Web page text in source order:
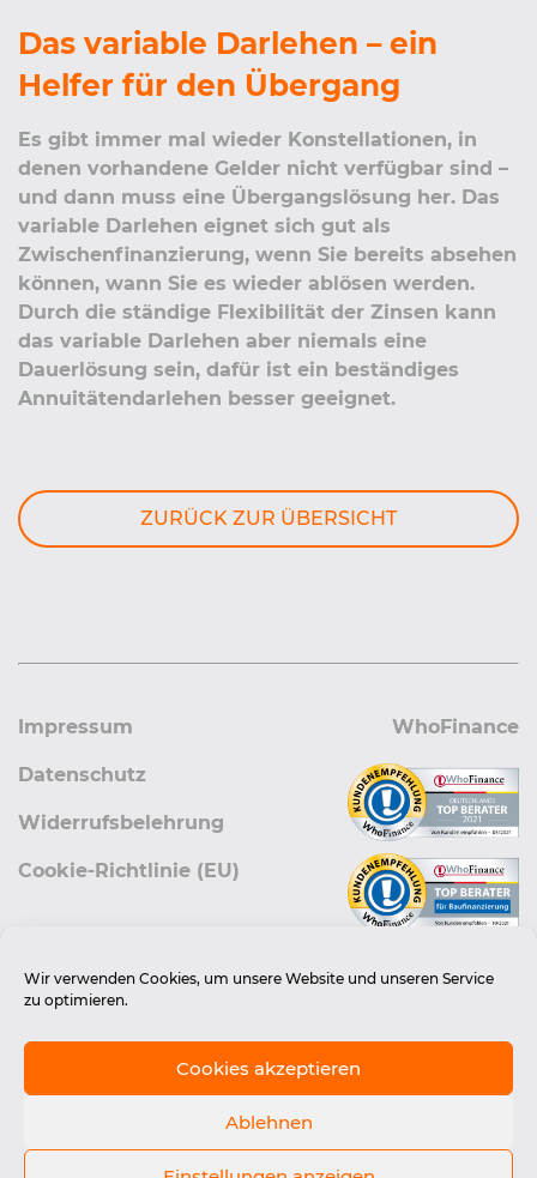
Wir verwenden Cookies, um unsere Website und unseren Service
zu optimieren.
Cookies akzeptieren
Ablehnen
Das variable Darlehen – ein
Helfer für den Übergang
Es gibt immer mal wieder Konstellationen, in
denen vorhandene Gelder nicht verfügbar sind –
und dann muss eine Übergangslösung her. Das
variable Darlehen eignet sich gut als
Zwischenfinanzierung, wenn Sie bereits absehen
können, wann Sie es wieder ablösen werden.
Durch die ständige Flexibilität der Zinsen kann
das variable Darlehen aber niemals eine
Dauerlösung sein, dafür ist ein beständiges
Annuitätendarlehen besser geeignet.
ZURÜCK ZUR ÜBERSICHT
Impressum
Datenschutz
Widerrufsbelehrung
Cookie-Richtlinie (EU)
WhoFinance
Copryright © All rights reserved